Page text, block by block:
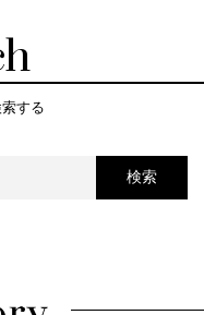
する
検索